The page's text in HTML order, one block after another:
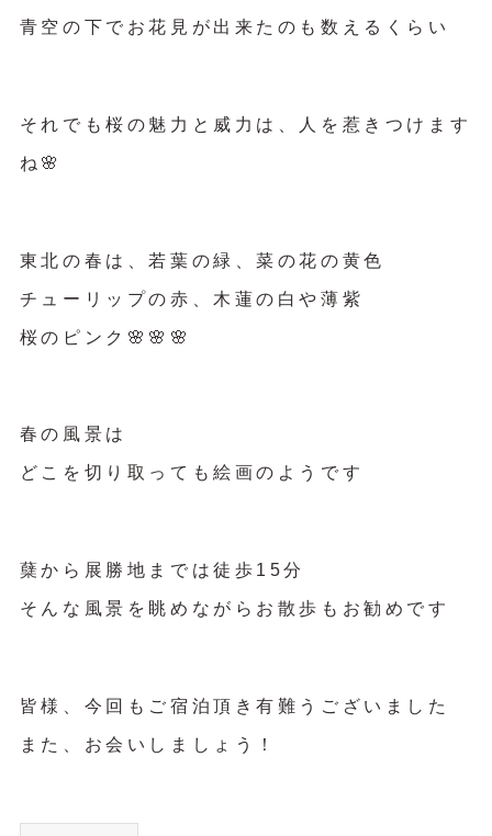
青空の下でお花見が出来たのも数えるくらい
それでも桜の魅力と威力は、人を惹きつけます
ね🌸
東北の春は、若葉の緑、菜の花の黄色
チューリップの赤、木蓮の白や薄紫
桜のピンク🌸🌸🌸
春の風景は
どこを切り取っても絵画のようです
蘖から展勝地までは徒歩15分
そんな風景を眺めながらお散歩もお勧めです
皆様、今回もご宿泊頂き有難うございました
また、お会いしましょう！